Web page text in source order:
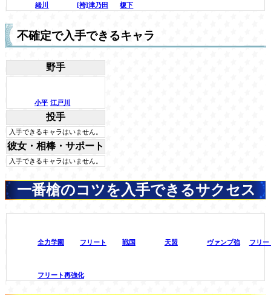
緒川 [袴]津乃田 榎下
不確定で入手できるキャラ
野手
小平 江戸川
投手
入手できるキャラはいません。
彼女・相棒・サポート
入手できるキャラはいません。
一番槍のコツを入手できるサクセス
全力学園 フリート 戦国 天盟 ヴァンプ強 フリー
フリート再強化